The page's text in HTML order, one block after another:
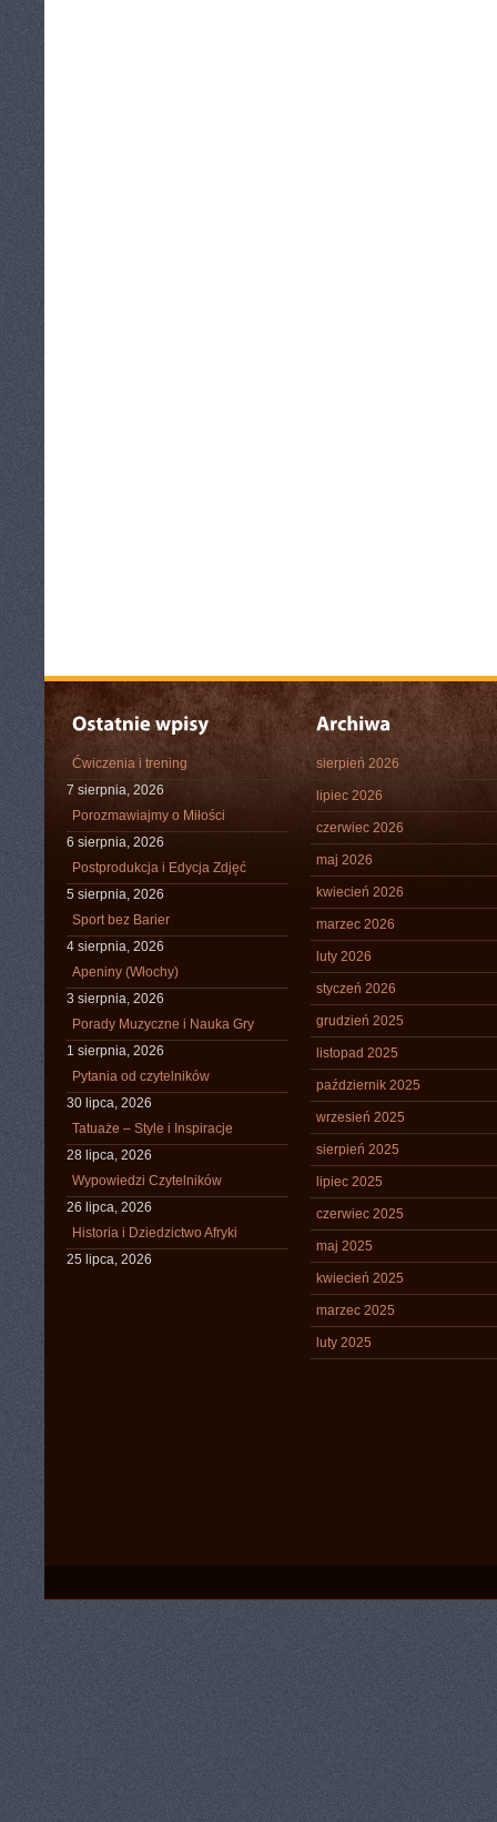
Ćwiczenia i trening
7 sierpnia, 2026
Porozmawiajmy o Miłości
6 sierpnia, 2026
Postprodukcja i Edycja Zdjęć
5 sierpnia, 2026
Sport bez Barier
4 sierpnia, 2026
Apeniny (Włochy)
3 sierpnia, 2026
Porady Muzyczne i Nauka Gry
1 sierpnia, 2026
Pytania od czytelników
30 lipca, 2026
Tatuaże – Style i Inspiracje
28 lipca, 2026
Wypowiedzi Czytelników
26 lipca, 2026
Historia i Dziedzictwo Afryki
25 lipca, 2026
sierpień 2026
lipiec 2026
czerwiec 2026
maj 2026
kwiecień 2026
marzec 2026
luty 2026
styczeń 2026
grudzień 2025
listopad 2025
październik 2025
wrzesień 2025
sierpień 2025
lipiec 2025
czerwiec 2025
maj 2025
kwiecień 2025
marzec 2025
luty 2025